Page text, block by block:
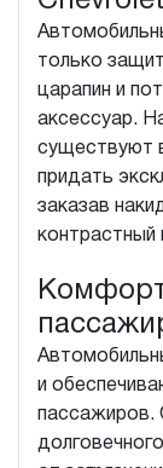
только
царапин и
аксессуар.
существуют
придать
заказав
контрастный
и
пассажиров.